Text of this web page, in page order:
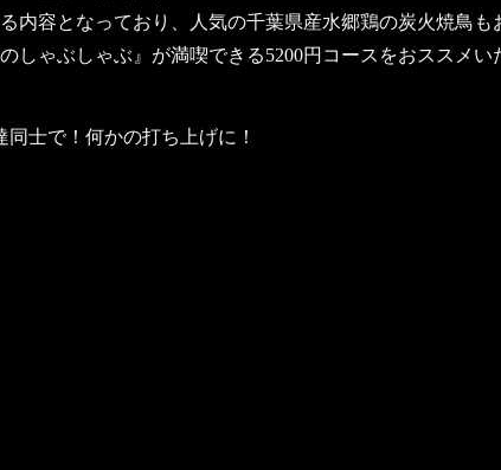
内容となっており、人気の千葉県産水郷鶏の炭火焼鳥も
ゃぶしゃぶ』が満喫できる5200円コースをおススメい
士で！何かの打ち上げに！